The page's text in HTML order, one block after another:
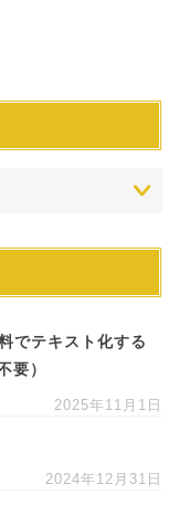
でテキスト化する
要）
2025年11月1日
2024年12月31日